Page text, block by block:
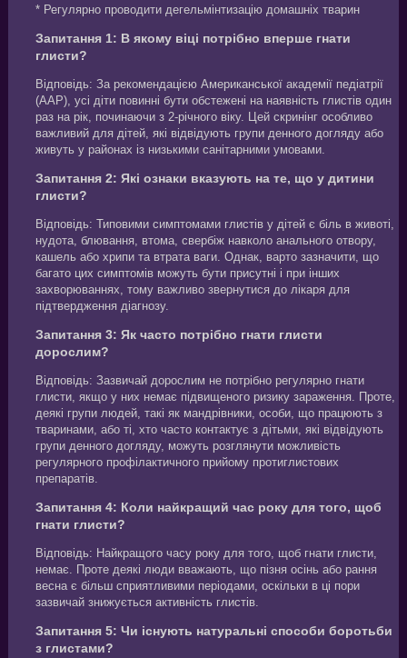
* Регулярно проводити дегельмінтизацію домашніх тварин
Запитання 1: В якому віці потрібно вперше гнати
глисти?
Відповідь: За рекомендацією Американської академії педіатрії
(AAP), усі діти повинні бути обстежені на наявність глистів один
раз на рік, починаючи з 2-річного віку. Цей скринінг особливо
важливий для дітей, які відвідують групи денного догляду або
живуть у районах із низькими санітарними умовами.
Запитання 2: Які ознаки вказують на те, що у дитини
глисти?
Відповідь: Типовими симптомами глистів у дітей є біль в животі,
нудота, блювання, втома, свербіж навколо анального отвору,
кашель або хрипи та втрата ваги. Однак, варто зазначити, що
багато цих симптомів можуть бути присутні і при інших
захворюваннях, тому важливо звернутися до лікаря для
підтвердження діагнозу.
Запитання 3: Як часто потрібно гнати глисти
дорослим?
Відповідь: Зазвичай дорослим не потрібно регулярно гнати
глисти, якщо у них немає підвищеного ризику зараження. Проте,
деякі групи людей, такі як мандрівники, особи, що працюють з
тваринами, або ті, хто часто контактує з дітьми, які відвідують
групи денного догляду, можуть розглянути можливість
регулярного профілактичного прийому протиглистових
препаратів.
Запитання 4: Коли найкращий час року для того, щоб
гнати глисти?
Відповідь: Найкращого часу року для того, щоб гнати глисти,
немає. Проте деякі люди вважають, що пізня осінь або рання
весна є більш сприятливими періодами, оскільки в ці пори
зазвичай знижується активність глистів.
Запитання 5: Чи існують натуральні способи боротьби
з глистами?